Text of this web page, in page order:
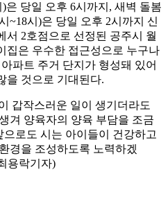
은 당일 오후 6시까지, 새벽 돌봄
~18시)은 당일 오후 2시까지 신
서 2호점으로 선정된 공주시 월
집은 우수한 접근성으로 누구나
파트 주거 단지가 형성돼 있어
을 것으로 기대된다.
갑작스러운 일이 생기더라도
겨 양육자의 양육 부담을 조금
로도 시는 아이들이 건강하고
경을 조성하도록 노력하겠
용락기자)